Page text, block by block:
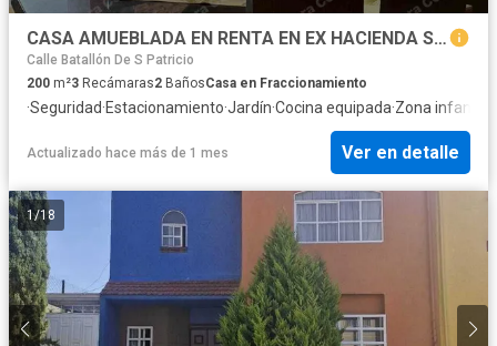
CASA AMUEBLADA EN RENTA EN EX HACIENDA SAN JOSÉ A 10 MINUTOS DEL AEROPUERTO DE TOLUCA, SALIDA RÁPIDA ATLACOMULCO Y CDMX.
Calle Batallón De S Patricio
200 m²3 Recámaras2 BañosCasa en Fraccionamiento
·Seguridad·Estacionamiento·Jardín·Cocina equipada·Zona infantil
Actualizado hace más de 1 mes Ver en detalle
1/18